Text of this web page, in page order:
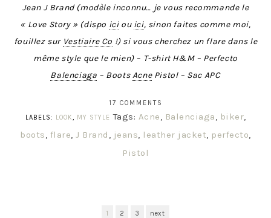
Jean J Brand (modèle inconnu… je vous recommande le
« Love Story » (dispo iciou ici, sinon faites comme moi,
fouillez sur Vestiaire Co !) si vous cherchez un flare dans le
même style que le mien) – T-shirt H&M – Perfecto
Balenciaga – BootsAcnePistol – Sac APC
17 COMMENTS
LABELS: LOOK, MY STYLE Tags: Acne, Balenciaga, biker,
boots, flare,J Brand , jeans, leather jacket, perfecto,
Pistol
1 2 3 next